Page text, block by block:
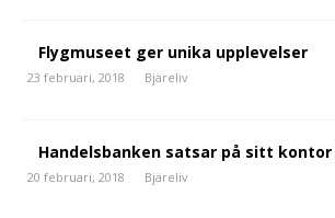
Flygmuseet ger unika upplevelser
23 februari, 2018 Bjäreliv
Handelsbanken satsar på sitt kontor
20 februari, 2018 Bjäreliv